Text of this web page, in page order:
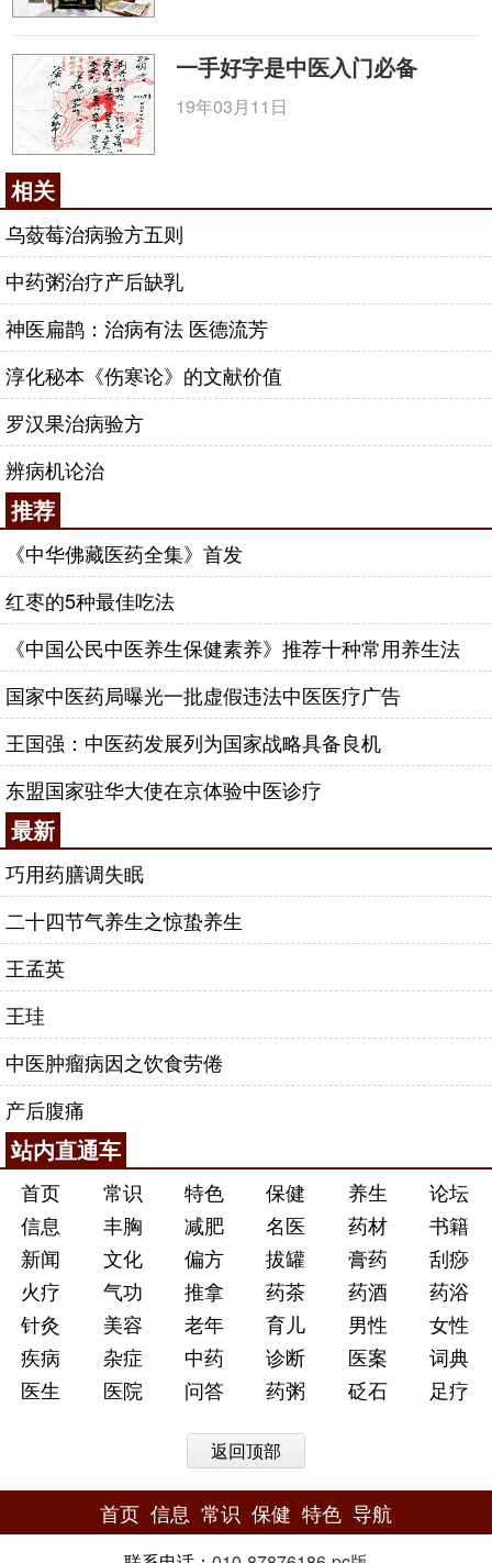
一手好字是中医入门必备
19年03月11日
相关
乌蔹莓治病验方五则
中药粥治疗产后缺乳
神医扁鹊：治病有法 医德流芳
淳化秘本《伤寒论》的文献价值
罗汉果治病验方
辨病机论治
推荐
《中华佛藏医药全集》首发
红枣的5种最佳吃法
《中国公民中医养生保健素养》推荐十种常用养生法
国家中医药局曝光一批虚假违法中医医疗广告
王国强：中医药发展列为国家战略具备良机
东盟国家驻华大使在京体验中医诊疗
最新
巧用药膳调失眠
二十四节气养生之惊蛰养生
王孟英
王珪
中医肿瘤病因之饮食劳倦
产后腹痛
站内直通车
首页 常识 特色 保健 养生
论坛
信息
丰胸 减肥 名医 药材
书籍
新闻
文化 偏方 拔罐 膏药
刮痧
火疗
气功 推拿 药茶 药酒
药浴
针灸
美容 老年 育儿 男性
女性
疾病
杂症 中药 诊断 医案
词典
医生
医院 问答 药粥 砭石 足疗
返回顶部
首页 信息 常识 保健 特色 导航